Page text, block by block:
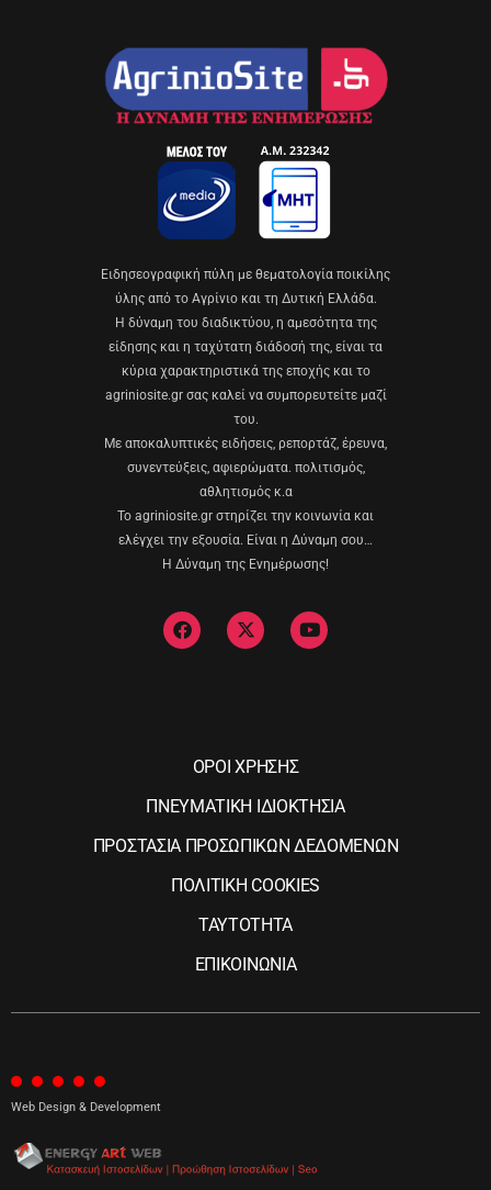
Eιδησεογραφική πύλη με θεματολογία ποικίλης
ύλης από το Αγρίνιο και τη Δυτική Ελλάδα.
Η δύναμη του διαδικτύου, η αμεσότητα της
είδησης και η ταχύτατη διάδοσή της, είναι τα
κύρια χαρακτηριστικά της εποχής και το
agriniosite.gr σας καλεί να συμπορευτείτε μαζί
του.
Με αποκαλυπτικές ειδήσεις, ρεπορτάζ, έρευνα,
συνεντεύξεις, αφιερώματα. πολιτισμός,
αθλητισμός κ.α
Το agriniosite.gr στηρίζει την κοινωνία και
ελέγχει την εξουσία. Είναι η Δύναμη σου…
Η Δύναμη της Ενημέρωσης!
ΟΡΟΙ ΧΡΗΣΗΣ
ΠΝΕΥΜΑΤΙΚΗ ΙΔΙΟΚΤΗΣΙΑ
ΠΡΟΣΤΑΣΙΑ ΠΡΟΣΩΠΙΚΩΝ ΔΕΔΟΜΕΝΩΝ
ΠΟΛΙΤΙΚΗ COOKIES
ΤΑΥΤΟΤΗΤΑ
ΕΠΙΚΟΙΝΩΝΙΑ
Web Design & Development